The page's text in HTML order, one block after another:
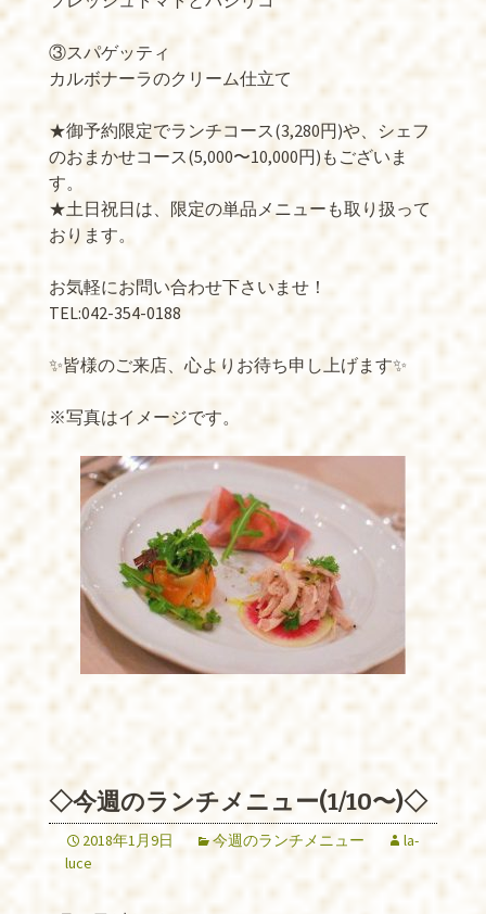
③スパゲッティ
カルボナーラのクリーム仕立て
★御予約限定でランチコース(3,280円)や、シェフ
のおまかせコース(5,000〜10,000円)もございま
す。
★土日祝日は、限定の単品メニューも取り扱って
おります。
お気軽にお問い合わせ下さいませ！
TEL:042-354-0188
✨皆様のご来店、心よりお待ち申し上げます✨
※写真はイメージです。
◇今週のランチメニュー(1/10〜)◇
2018年1月9日 今週のランチメニュー
la-
luce